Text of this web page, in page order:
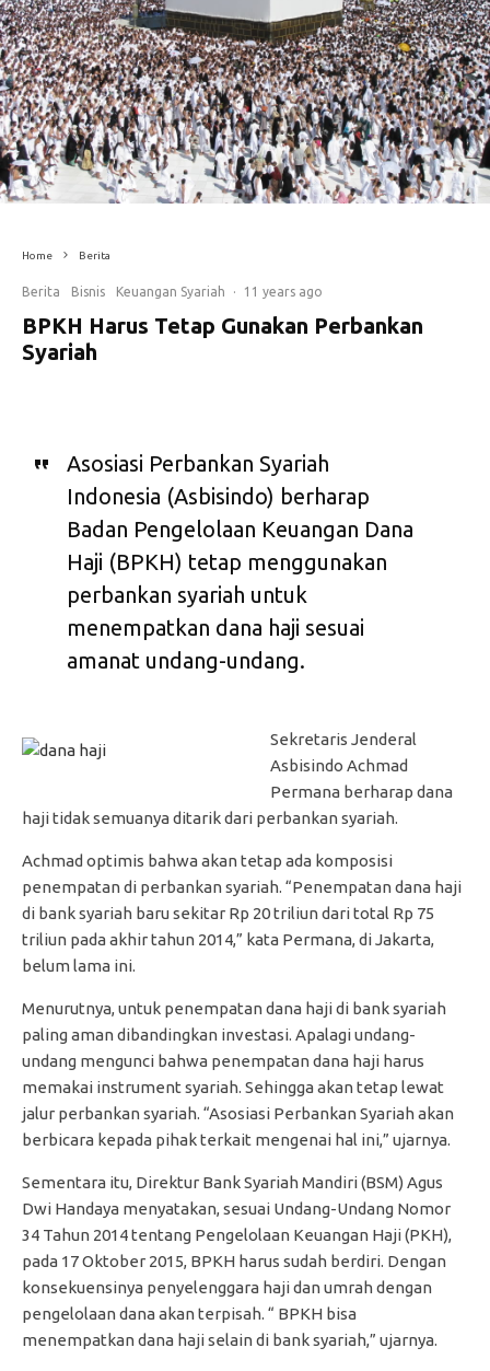
Home Berita
Berita Bisnis Keuangan Syariah · 11 years ago
BPKH Harus Tetap Gunakan Perbankan
Syariah
Asosiasi Perbankan Syariah
Indonesia (Asbisindo) berharap
Badan Pengelolaan Keuangan Dana
Haji (BPKH) tetap menggunakan
perbankan syariah untuk
menempatkan dana haji sesuai
amanat undang-undang.
Sekretaris Jenderal
Asbisindo Achmad
Permana berharap dana
haji tidak semuanya ditarik dari perbankan syariah.
Achmad optimis bahwa akan tetap ada komposisi
penempatan di perbankan syariah. “Penempatan dana haji
di bank syariah baru sekitar Rp 20 triliun dari total Rp 75
triliun pada akhir tahun 2014,” kata Permana, di Jakarta,
belum lama ini.
Menurutnya, untuk penempatan dana haji di bank syariah
paling aman dibandingkan investasi. Apalagi undang-
undang mengunci bahwa penempatan dana haji harus
memakai instrument syariah. Sehingga akan tetap lewat
jalur perbankan syariah. “Asosiasi Perbankan Syariah akan
berbicara kepada pihak terkait mengenai hal ini,” ujarnya.
Sementara itu, Direktur Bank Syariah Mandiri (BSM) Agus
Dwi Handaya menyatakan, sesuai Undang-Undang Nomor
34 Tahun 2014 tentang Pengelolaan Keuangan Haji (PKH),
pada 17 Oktober 2015, BPKH harus sudah berdiri. Dengan
konsekuensinya penyelenggara haji dan umrah dengan
pengelolaan dana akan terpisah. “ BPKH bisa
menempatkan dana haji selain di bank syariah,” ujarnya.